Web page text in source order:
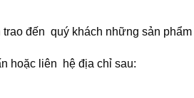
đến quý khách những sản
hoặc liên hệ địa chỉ sau: